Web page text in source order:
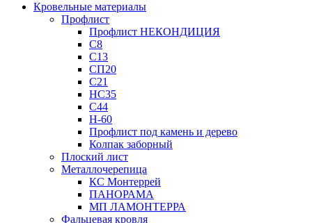
Кровельные материалы
Профлист
Профлист НЕКОНДИЦИЯ
С8
С13
СП20
С21
НС35
С44
Н-60
Профлист под камень и дерево
Колпак заборный
Плоский лист
Металлочерепица
КС Монтеррей
ПАНОРАМА
МП ЛАМОНТЕРРА
Фальцевая кровля